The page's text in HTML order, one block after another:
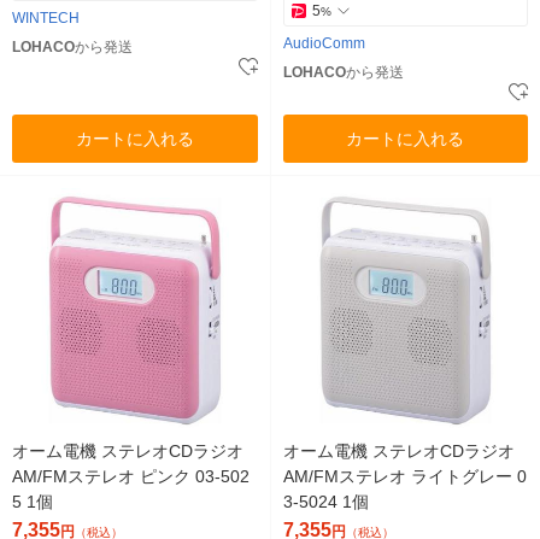
WINTECH
LOHACOから発送
カートに入れる
5%
AudioComm
LOHACOから発送
カートに入れる
オーム電機 ステレオCDラジオ
AM/FMステレオ ピンク 03-502
5 1個
7,355円 （税込）
オーム電機 ステレオCDラジオ
AM/FMステレオ ライトグレー 0
3-5024 1個
7,355円 （税込）